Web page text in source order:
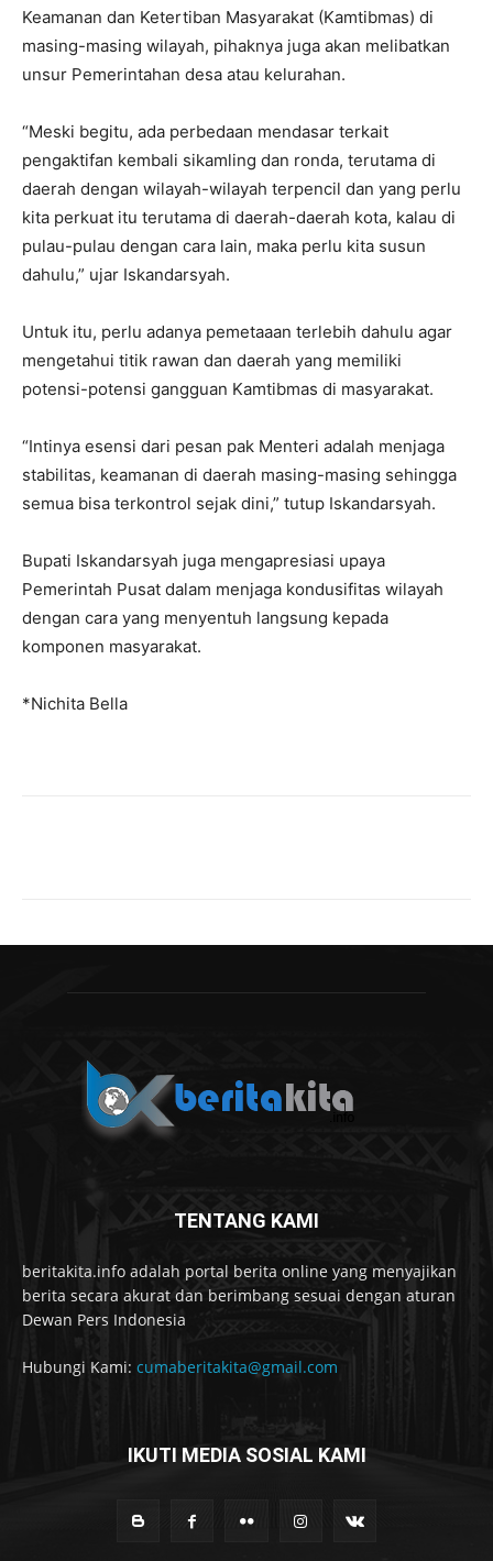
Keamanan dan Ketertiban Masyarakat (Kamtibmas) di
masing-masing wilayah, pihaknya juga akan melibatkan
unsur Pemerintahan desa atau kelurahan.
“Meski begitu, ada perbedaan mendasar terkait
pengaktifan kembali sikamling dan ronda, terutama di
daerah dengan wilayah-wilayah terpencil dan yang perlu
kita perkuat itu terutama di daerah-daerah kota, kalau di
pulau-pulau dengan cara lain, maka perlu kita susun
dahulu,” ujar Iskandarsyah.
Untuk itu, perlu adanya pemetaaan terlebih dahulu agar
mengetahui titik rawan dan daerah yang memiliki
potensi-potensi gangguan Kamtibmas di masyarakat.
“Intinya esensi dari pesan pak Menteri adalah menjaga
stabilitas, keamanan di daerah masing-masing sehingga
semua bisa terkontrol sejak dini,” tutup Iskandarsyah.
Bupati Iskandarsyah juga mengapresiasi upaya
Pemerintah Pusat dalam menjaga kondusifitas wilayah
dengan cara yang menyentuh langsung kepada
komponen masyarakat.
*Nichita Bella
TENTANG KAMI
beritakita.info adalah portal berita online yang menyajikan
berita secara akurat dan berimbang sesuai dengan aturan
Dewan Pers Indonesia
Hubungi Kami: cumaberitakita@gmail.com
IKUTI MEDIA SOSIAL KAMI